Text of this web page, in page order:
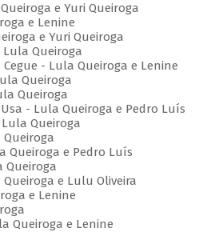
e Yuri Queiroga
e Lenine
e Yuri Queiroga
Lula Queiroga
Cegue - Lula Queiroga e Lenine
Queiroga
Queiroga
- Lula Queiroga e Pedro Luís
Queiroga
Queiroga
Queiroga e Pedro Luís
Queiroga
e Lulu Oliveira
e Lenine
Queiroga e Lenine